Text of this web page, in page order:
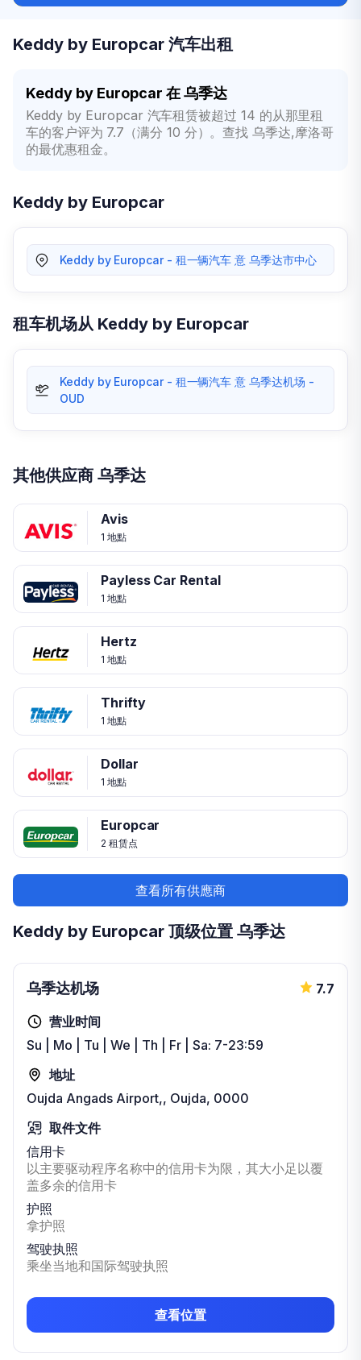
Keddy by Europcar 汽车出租
Keddy by Europcar 在 乌季达
Keddy by Europcar 汽车租赁被超过 14 的从那里租
车的客户评为 7.7（满分 10 分）。查找 乌季达,摩洛哥
的最优惠租金。
Keddy by Europcar
Keddy by Europcar - 租一辆汽车 意 乌季达市中心
租车机场从 Keddy by Europcar
Keddy by Europcar - 租一辆汽车 意 乌季达机场 -
OUD
其他供应商 乌季达
Avis
1 地點
Payless Car Rental
1 地點
Hertz
1 地點
Thrifty
1 地點
Dollar
1 地點
Europcar
2 租赁点
查看所有供應商
Keddy by Europcar 顶级位置 乌季达
乌季达机场 7.7
营业时间
Su | Mo | Tu | We | Th | Fr | Sa: 7-23:59
地址
Oujda Angads Airport,, Oujda, 0000
取件文件
信用卡
以主要驱动程序名称中的信用卡为限，其大小足以覆
盖多余的信用卡
护照
拿护照
驾驶执照
乘坐当地和国际驾驶执照
查看位置